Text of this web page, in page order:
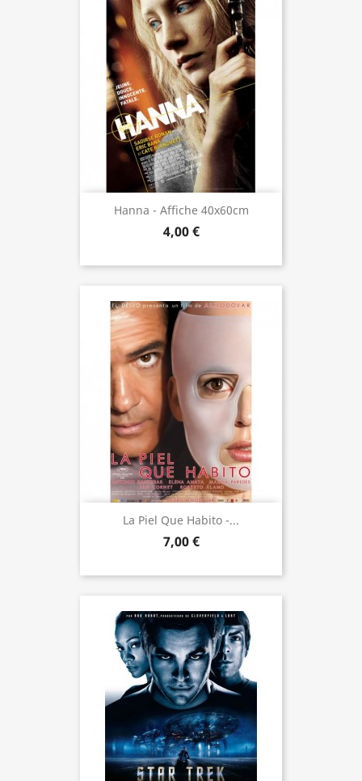
Hanna - Affiche 40x60cm
4,00 €
La Piel Que Habito -...
7,00 €